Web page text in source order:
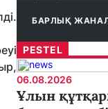
БАРЛЫҚ
PESTEL
06.08.2026
Ұлын